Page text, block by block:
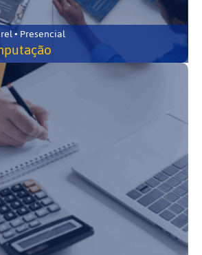
• Presencial